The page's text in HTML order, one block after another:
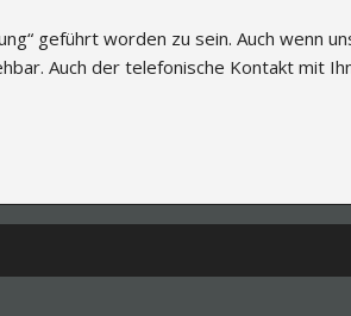
geführt worden zu sein. Auch wenn
Auch der telefonische Kontakt mit